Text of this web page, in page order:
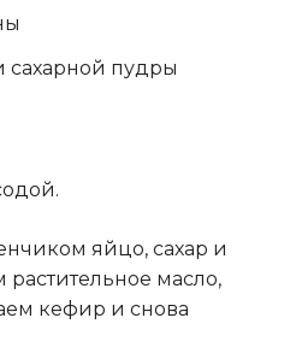
сахарной пудры
яйцо, сахар и
растительное масло,
кефир и снова